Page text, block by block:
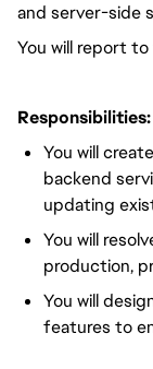
and server-side
You will report
Responsibilities:
You will
backend
updating
You will
production,
You will
features to